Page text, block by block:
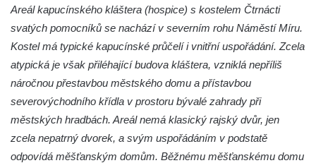
Pilát
Křížová cesta Římov – XVI. kaple – U
Herodesa
Křížová cesta Římov – XV. kaple – Malý
Pilát
Křížová cesta Římov – XIV. kaple – U
Kaifáše (U Děvečky)
Areál kapucínského kláštera (hospice) s kostelem Čtrnácti
svatých pomocníků se nachází v severním rohu Náměstí Míru.
Kostel má typické kapucínské průčelí i vnitřní uspořádání. Zcela
atypická je však přiléhající budova kláštera, vzniklá nepříliš
náročnou přestavbou městského domu a přístavbou
severovýchodního křídla v prostoru bývalé zahrady při
městských hradbách. Areál nemá klasický rajský dvůr, jen
zcela nepatrný dvorek, a svým uspořádáním v podstatě
odpovídá měšťanským domům. Běžnému měšťanskému domu